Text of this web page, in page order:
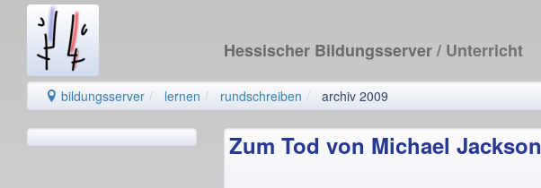
Hessischer Bildungsserver/ Unterricht
bildungsserver lernen rundschreiben archiv 2009
Zum Tod von Michael Jackson